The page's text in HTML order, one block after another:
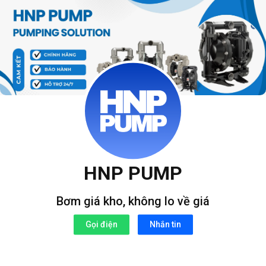
qua
dung
HNP PUMP
Bơm giá kho, không lo về giá
Gọi điện Nhắn tin